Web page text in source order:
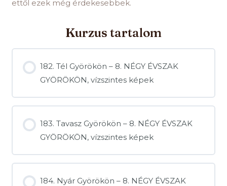
ettől ezek még érdekesebbek.
Kurzus tartalom
182. Tél Györökön – 8. NÉGY ÉVSZAK
GYÖRÖKÖN, vízszintes képek
183. Tavasz Györökön – 8. NÉGY ÉVSZAK
GYÖRÖKÖN, vízszintes képek
184. Nyár Györökön – 8. NÉGY ÉVSZAK